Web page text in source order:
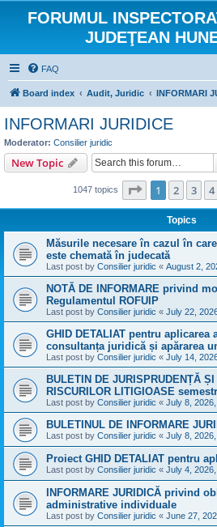
FORUMUL
JUDEŢEAN
FAQ
Board index Audit, Juridic INFORMARI
INFORMARI JURIDICE
Moderator: Consilier juridic
New Topic
1047 topics Page 1of 21
1 2 3 4
Topics
Măsurile necesare în cazul în
este chemată în judecată
Last post by Consilier juridic « August 2,
NOTĂ DE INFORMARE privind
Regulamentul ROFUIP
Last post by Consilier juridic « July 22,
GHID DETALIAT pentru aplicarea
consultanța juridică și apărarea
Last post by Consilier juridic « July 14,
BULETIN DE JURISPRUDENȚĂ
RISCURILOR LITIGIOASE
Last post by Consilier juridic « July 8,
BULETINUL DE INFORMARE
Last post by Consilier juridic « July 8,
Proiect GHID DETALIAT pentru
Last post by Consilier juridic « July 4,
INFORMARE JURIDICĂ privind
administrative individuale
Last post by Consilier juridic « June 27,